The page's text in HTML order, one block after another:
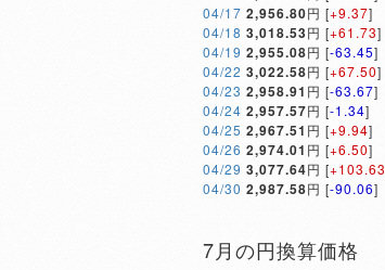
04/17 2,956.80円 [+9.37]
04/18 3,018.53円 [+61.73]
04/19 2,955.08円 [-63.45]
04/22 3,022.58円 [+67.50]
04/23 2,958.91 円 [-63.67]
04/24 2,957.57円 [-1.34]
04/25 2,967.51 円 [+9.94]
04/26 2,974.01 円 [+6.50]
04/29 3,077.64円 [+103.63
04/30 2,987.58円 [-90.06]
7月の円換算価格